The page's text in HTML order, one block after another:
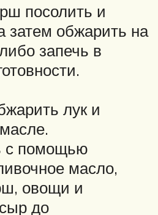
посолить и
затем обжарить на
запечь в
лук и
с помощью
масло,
овощи и
до